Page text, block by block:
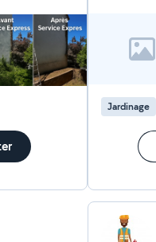
pas à me contacter ! o6 i8 i2 3i 9o
Jardinage